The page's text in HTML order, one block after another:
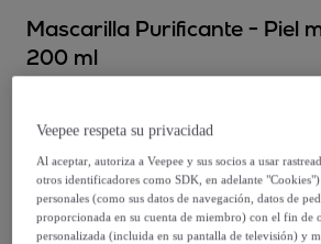
Mascarilla Purificante - Piel
200 ml
Modelo: 50 ML
10,99 €
50,00 €
-78%
Veepee respeta su privacidad
Al aceptar, autoriza a Veepee y sus socios a usar
otros identificadores como SDK, en adelante "Cookies")
personales (como sus datos de navegación, datos de
proporcionada en su cuenta de miembro) con el fin de
personalizada (incluida en su pantalla de televisión) y